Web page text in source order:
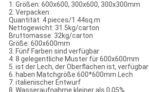
1. Größen: 600x600, 300x600, 300x300mm
2. Verpacken:
Quantität: 4 pieces/1.44sq.m
Nettogewicht: 31.5kg/carton
Bruttomasse: 32kg/carton
Größe: 600x600mm
3. Fünf Farben sind verfügbar
4. 8 gelegentliche Muster für 600x600mm
5. ist der Lech, der Oberflächen ist, verfügbar
6. haben Matchgröße 600*600mm Lech
7. italienischer Entwurf
8. Wasseraufnahme kleiner als 0,05%